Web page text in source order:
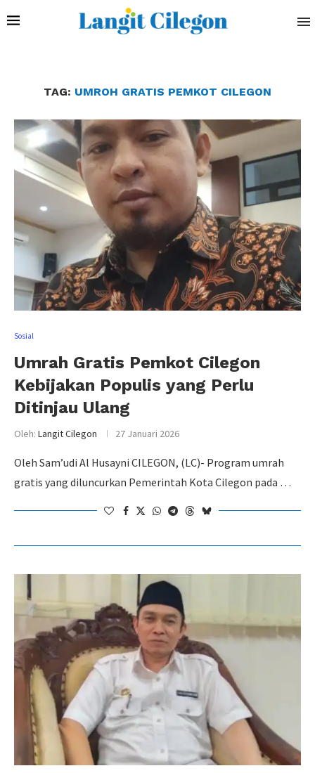
TAG: UMROH GRATIS PEMKOT CILEGON
Sosial
Umrah Gratis Pemkot Cilegon
Kebijakan Populis yang Perlu
Ditinjau Ulang
Oleh: Langit Cilegon 27 Januari 2026
Oleh Sam’udi Al Husayni CILEGON, (LC)- Program umrah
gratis yang diluncurkan Pemerintah Kota Cilegon pada …